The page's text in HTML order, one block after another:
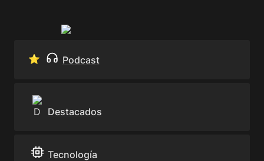
⭐️ Podcast
Destacados
Tecnología